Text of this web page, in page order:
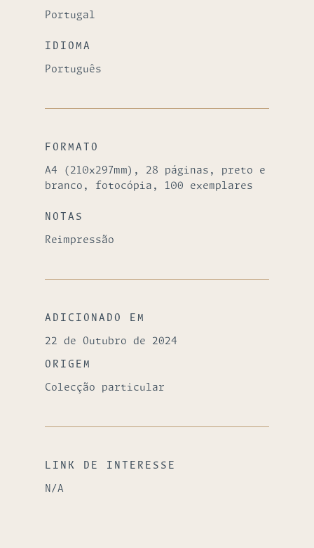
Portugal
IDIOMA
Português
FORMATO
A4 (210x297mm), 28 páginas, preto e
branco, fotocópia, 100 exemplares
NOTAS
Reimpressão
ADICIONADO EM
22 de Outubro de 2024
ORIGEM
Colecção particular
LINK DE INTERESSE
N/A